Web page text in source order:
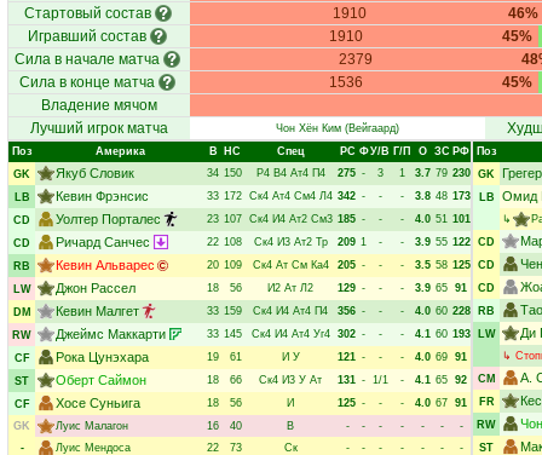
Стартовый состав
1910
46%
Игравший состав
1910
45%
Сила в начале матча
2379
Сила в конце матча
1536
45%
Владение мячом
Лучший игрок матча
Чон Хён Ким (Вейгаард)
Поз Америка В НC Спец РC ФУ/В Г/П О ЗС РФ
GK
Якуб Словик 34 150 Р4 В4 Ат4 П4 275 - 3 1 3.7 79 230
LB
Кевин Фрэнсис 33 172 Ск4 Ат4 См4 Л4 342 - - - 3.8 48 173
CD
Уолтер Порталес 23 107 Ск4 И4 Ат2 См3 185 - - - 4.0 51 101
CD
Ричард Санчес 22 108 Ск4 И3 Ат2 Тр 209 1 - - 3.9 55 122
RB
Кевин Альварес 20 109 Ск4 Ат См Ка4 205 - - - 3.5 58 125
LW
Джон Рассел 18 56 И2 Ат Л2 129 - - - 3.9 65 91
DM
Кевин Малгет 33 159 Ск4 И4 Ат4 П4 356 - - - 4.0 60 228
RW
Джеймс Маккарти 33 145 Ск4 И4 Ат4 Уг4 302 - - - 4.1 60 193
CF
Рока Цунэхара 19 61 И У 121 - - - 4.0 69 91
ST
Оберт Саймон 18 66 Ск4 И3 У Ат 131 - 1/1 - 4.1 65 92
CF
Хосе Суньига 18 56 И 125 - - - 4.0 67 91
GK
Луис Малагон 16 40 В - - - - - -
-
-
Луис Мендоса 22 73 Ск - - - - - -
-
Поз
GK
LB Омид
↳
CD
CD
CD
RB
LW Ди
↳
CM
А.
FR
RW
ST